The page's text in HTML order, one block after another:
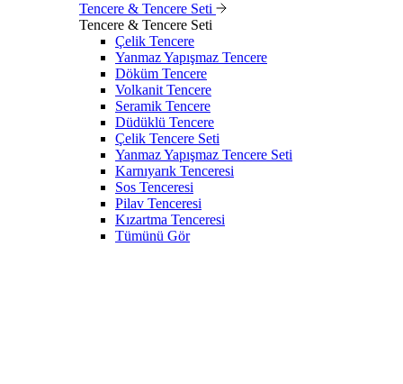
Tencere & Tencere Seti
Tencere & Tencere Seti
Çelik Tencere
Yanmaz Yapışmaz Tencere
Döküm Tencere
Volkanit Tencere
Seramik Tencere
Düdüklü Tencere
Çelik Tencere Seti
Yanmaz Yapışmaz Tencere Seti
Karnıyarık Tenceresi
Sos Tenceresi
Pilav Tenceresi
Kızartma Tenceresi
Tümünü Gör